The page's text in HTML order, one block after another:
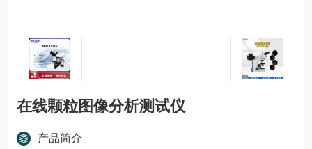
在线颗粒图像分析测试仪
产品简介